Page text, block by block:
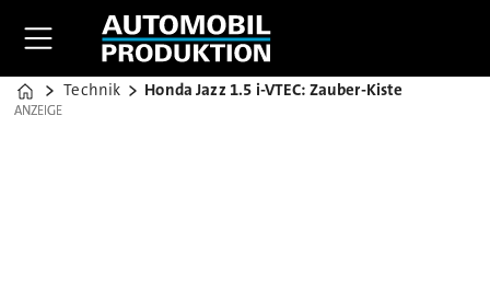
Home
Technik Honda Jazz 1.5 i-VTEC: Zauber-Kiste
ANZEIGE
ANZEIGE